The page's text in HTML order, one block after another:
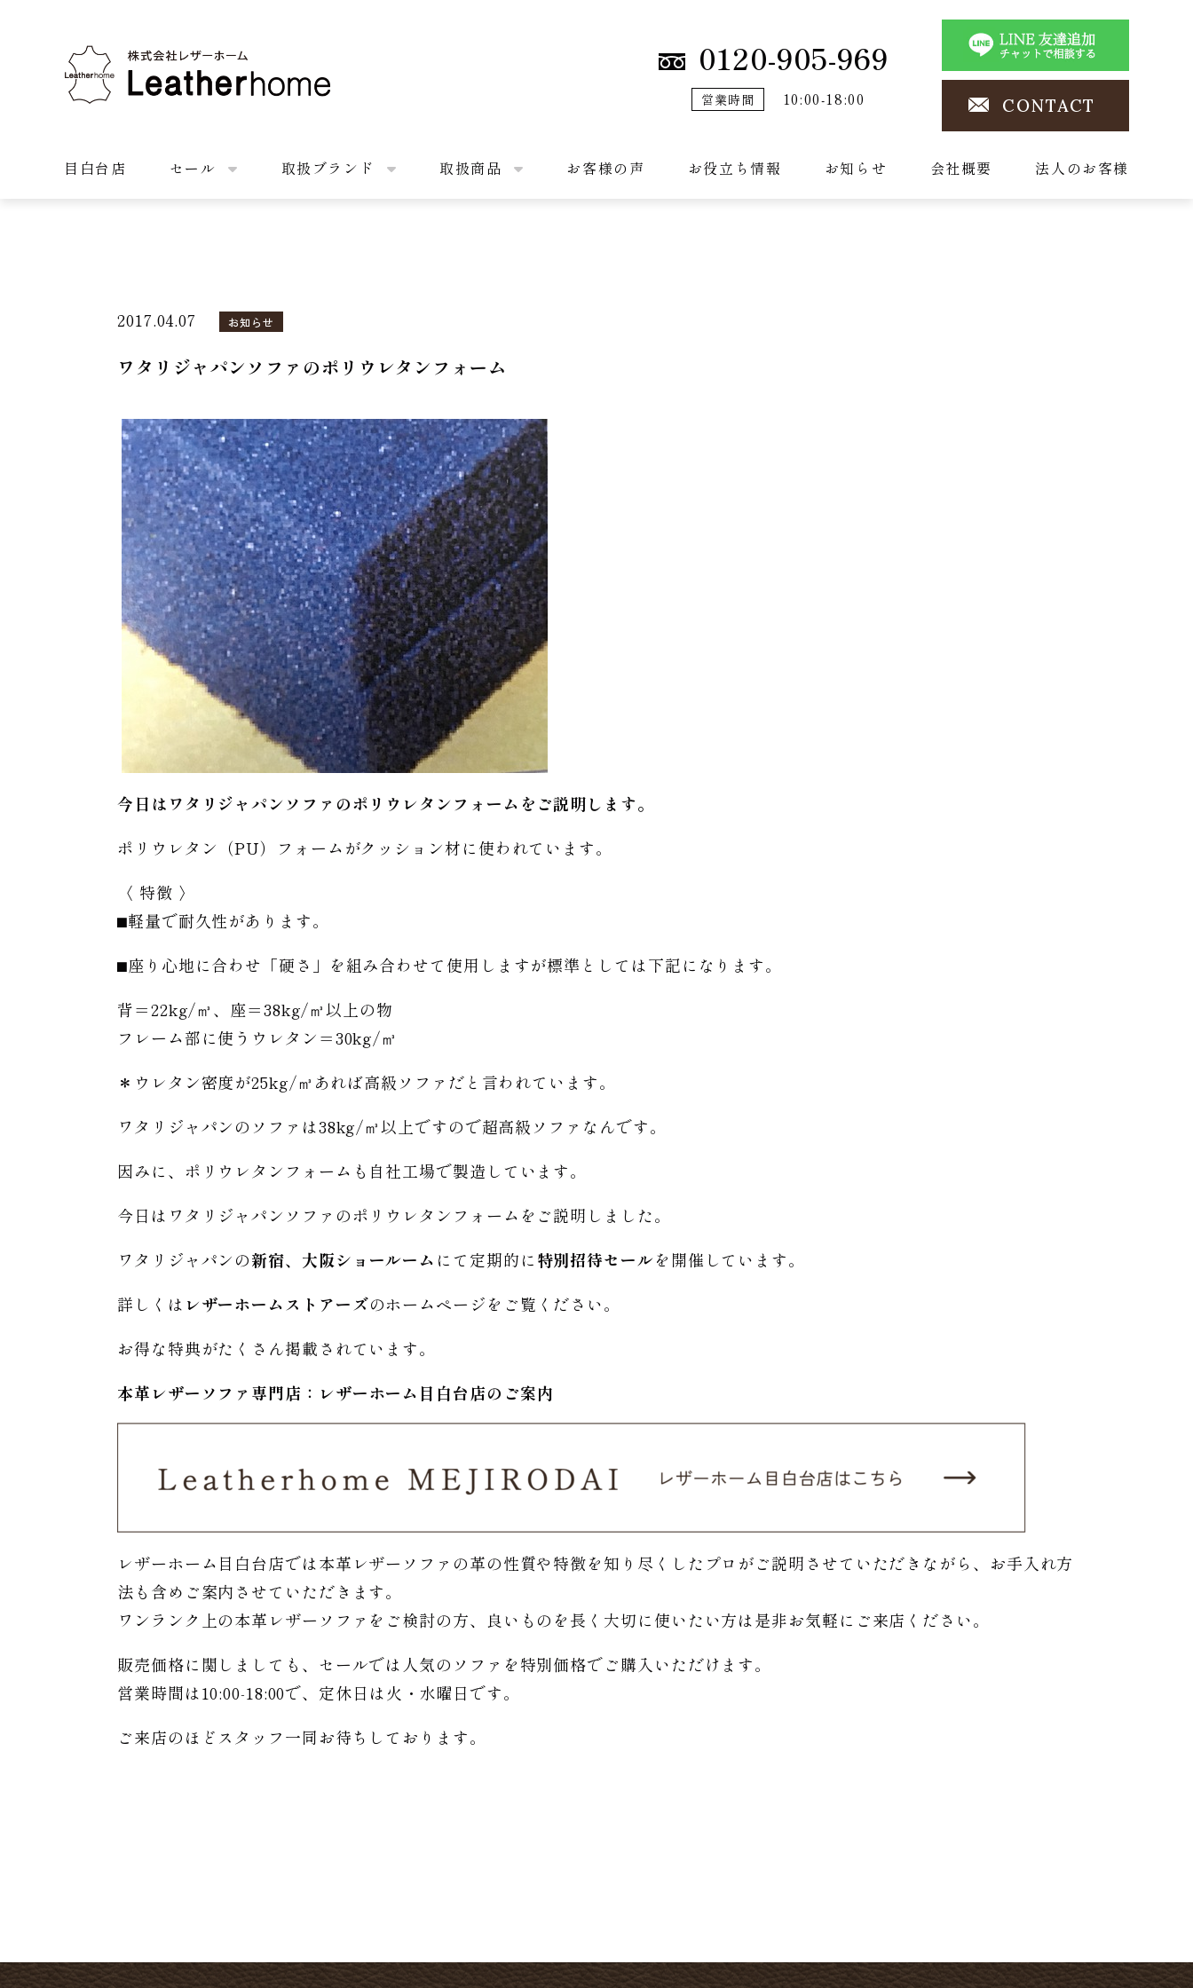
株式会社レザーホーム 0120-905-969
営業時間 10:00-18:00 CONTACT
目白台店 セール 取扱ブランド 取扱商品 お客様の声 お役立ち情報 お知らせ 会社概要 法人のお客様
2017.04.07 お知らせ
ワタリジャパンソファのポリウレタンフォーム
今日はワタリジャパンソファのポリウレタンフォームをご説明します。
ポリウレタン（PU）フォームがクッション材に使われています。
〈 特徴 〉
⬛︎軽量で耐久性があります。
⬛︎座り心地に合わせ「硬さ」を組み合わせて使用しますが標準としては下記になります。
背＝22kg/㎥、座＝38kg/㎥以上の物
フレーム部に使うウレタン＝30kg/㎥
＊ウレタン密度が25kg/㎥あれば高級ソファだと言われています。
ワタリジャパンのソファは38kg/㎥以上ですので超高級ソファなんです。
因みに、ポリウレタンフォームも自社工場で製造しています。
今日はワタリジャパンソファのポリウレタンフォームをご説明しました。
ワタリジャパンの新宿、大阪ショールーム にて定期的に特別招待セールを開催しています。
詳しくは レザーホームストアーズのホームページをご覧ください。
お得な特典がたくさん掲載されています。
本革レザーソファ専門店：レザーホーム 目白台店のご案内
レザーホーム目白台店では本革レザーソファの革の性質や特徴を知り尽くしたプロがご説明させていただきながら、お手入れ方
法も含めご案内させていただきます。
ワンランク上の本革レザーソファをご検討の方、良いものを長く大切に使いたい方は是非お気軽にご来店ください。
販売価格に関しましても、セールでは人気のソファを特別価格でご購入いただけます。
営業時間は10:00-18:00で、定休日は火・水曜日です。
ご来店のほどスタッフ一同お待ちしております。